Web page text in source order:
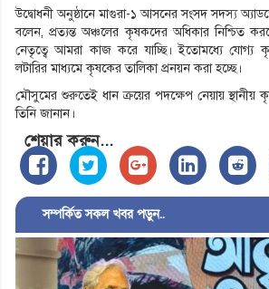
উদ্বোধনী অনুষ্ঠানে মাগুরা-১ আসনের সংসদ সদস্য
বলেন, প্রত্যন্ত অঞ্চলের কৃষকদের অধিকার নিশ্চিত
নেতৃত্বে আমরা কাজ করে যাচ্ছি। ইতোমধ্যে যোগ্য
লটারির মাধ্যমে কৃষকের তালিকা প্রনয়ন করা হচ্ছে।
মৌসুমের শুরুতেই ধান ক্রয়ের পদক্ষেপ নেয়ায়
তিনি জানান।
শেয়ার করুন...
সম্পর্কিত সকল খবর পড়ুন..